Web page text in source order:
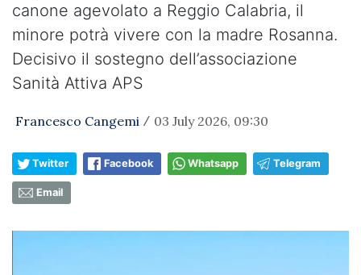
canone agevolato a Reggio Calabria, il
minore potrà vivere con la madre Rosanna.
Decisivo il sostegno dell’associazione
Sanità Attiva APS
Francesco Cangemi / 03 July 2026, 09:30
Twitter Facebook Whatsapp Telegram
Email